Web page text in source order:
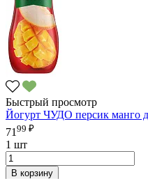
Быстрый просмотр
Йогурт ЧУДО персик манго
71 99 ₽
1 шт
В корзину